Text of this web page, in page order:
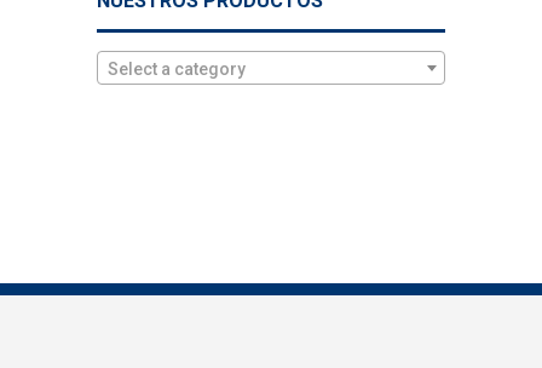
Select a category